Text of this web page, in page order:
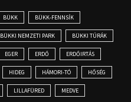
BÜKK BÜKK-FENNSÍK
BÜKKI NEMZETI PARK BÜKKI TÚRÁK
EGER ERDŐ ERDŐIRTÁS
HIDEG HÁMORI-TÓ HŐSÉG
LILLAFÜRED MEDVE